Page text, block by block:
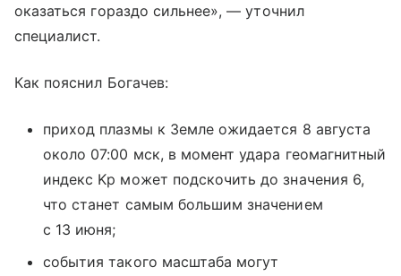
оказаться гораздо сильнее», — уточнил
специалист.
Как пояснил Богачев:
приход плазмы к Земле ожидается 8 августа
около 07:00 мск, в момент удара геомагнитный
индекс Kp может подскочить до значения 6,
что станет самым большим значением
с 13 июня;
события такого масштаба могут